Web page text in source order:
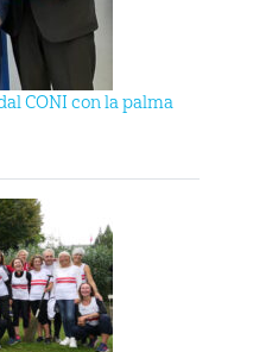
CONI con la palma